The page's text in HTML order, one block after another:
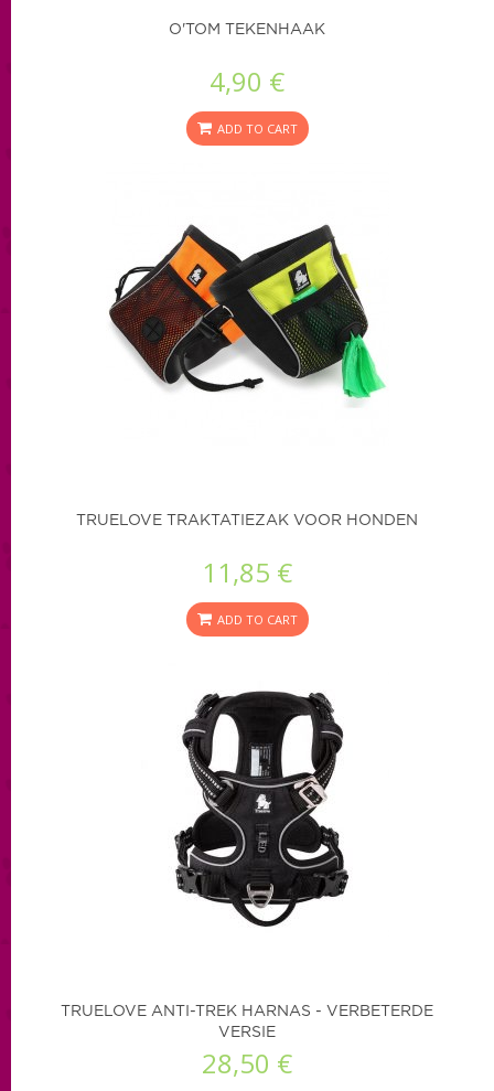
O'TOM TEKENHAAK
4,90 €
ADD TO CART
TRUELOVE TRAKTATIEZAK VOOR HONDEN
11,85 €
ADD TO CART
TRUELOVE ANTI-TREK HARNAS - VERBETERDE
VERSIE
28,50 €